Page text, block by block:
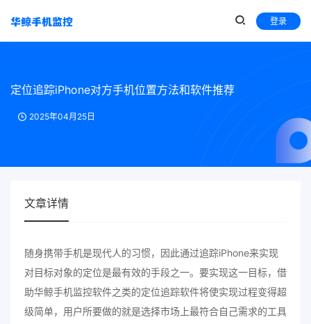
登录
定位追踪iPhone对方手机位置方法和软件推荐
2025年04月25日
文章详情
随身携带手机是现代人的习惯，因此通过追踪iPhone来实现
对目标对象的定位是最有效的手段之一。要实现这一目标，借
助华鲸手机监控软件之类的定位追踪软件将使实现过程变得超
级简单，用户所要做的就是选择市场上最符合自己需求的工具